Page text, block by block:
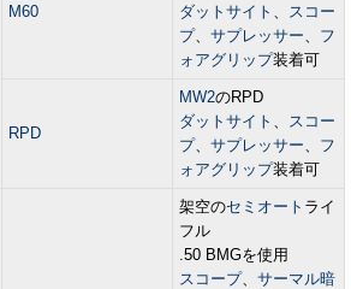
M60
ダットサイト 、 スコー
プ、 サプレッサー、 フ
ォアグリップ装着可
RPD
MW2のRPD
ダットサイト 、 スコー
プ、 サプレッサー、 フ
ォアグリップ装着可
架空のセミオート ライ
フル
.50 BMGを使用
スコープ、 サーマル暗